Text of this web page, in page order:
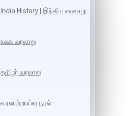
India History | இந்திய வரலாறு
உலக வரலாறு
தமிழர் வரலாறு
வரலாற்றாய்வு நூல்